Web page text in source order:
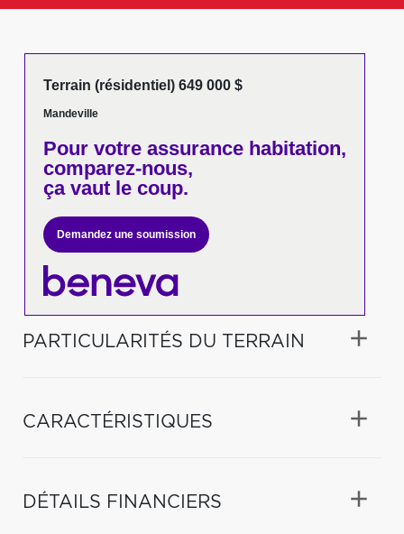
Terrain (résidentiel) 649 000 $
Mandeville
Pour votreassurance habitation,
comparez-nous,
ça vaut le coup.
Demandez une soumission
PARTICULARITÉS DU TERRAIN
CARACTÉRISTIQUES
DÉTAILS FINANCIERS